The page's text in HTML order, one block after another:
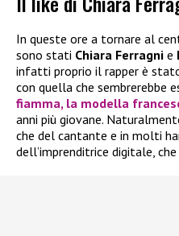
In queste ore a tornare al
sono stati Chiara Ferragni e
infatti proprio il rapper è
con quella che sembrerebbe
fiamma, la modella
anni più giovane.
che del cantante e in molti
dell’imprenditrice digitale,